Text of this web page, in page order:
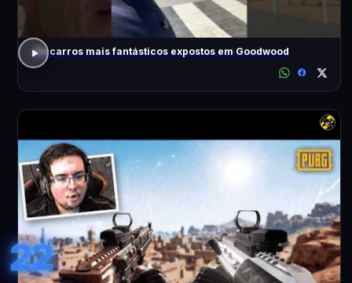
Os carros mais fantásticos expostos em Goodwood
22